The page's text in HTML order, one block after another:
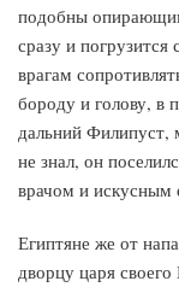
подобны
сразу и
врагам
бороду и голову, в
дальний Филипуст,
не знал, он
врачом и искусным
Египтяне же от
дворцу царя